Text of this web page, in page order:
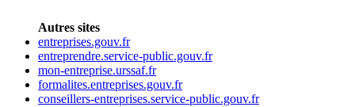
Autres sites
entreprises.gouv.fr
entreprendre.service-public.gouv.fr
mon-entreprise.urssaf.fr
formalites.entreprises.gouv.fr
conseillers-entreprises.service-public.gouv.fr